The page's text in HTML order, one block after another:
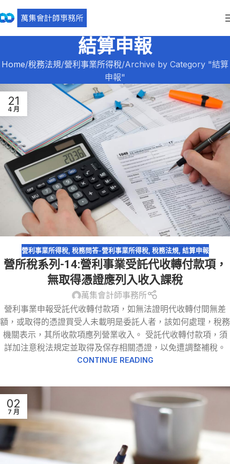
結算申報
Home 稅務法規 營利事業所得稅 Archive by Category "結算
申報"
21
4 月
營利事業所得稅, 稅務問答-營利事業所得稅, 稅務法規, 結算申報
營所稅系列-14:營利事業受託代收轉付款項，
無取得憑證應列入收入課稅
萬集會計師事務所
營利事業申報受託代收轉付款項，如無法證明代收轉付間無差
額，或取得的憑證買受人未載明是委託人者，該如何處理，稅務
機關表示，其所收款項應列營業收入。 受託代收轉付款項，須
詳加注意稅法規定並取得及保存相關憑證，以免遭調整補稅。
CONTINUE READING
02
7 月